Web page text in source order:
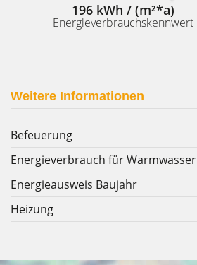
196 kWh / (m²*a)
Energieverbrauchskennwert
Weitere Informationen
Befeuerung
Energieverbrauch für Warmwasser
Energieausweis Baujahr
Heizung